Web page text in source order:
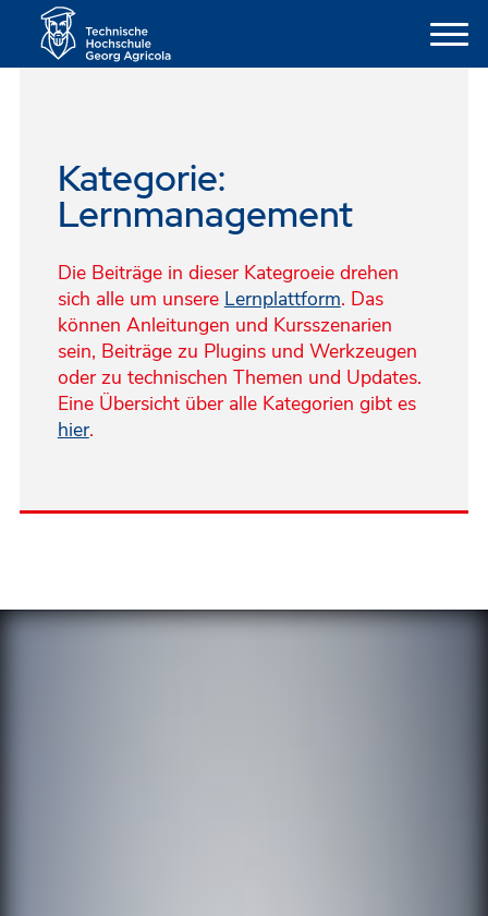
Kategorie:
Lernmanagement
Die Beiträge in dieser Kategroeie drehen
sich alle um unsere Lernplattform. Das
können Anleitungen und Kursszenarien
sein, Beiträge zu Plugins und Werkzeugen
oder zu technischen Themen und Updates.
Eine Übersicht über alle Kategorien gibt es
hier.